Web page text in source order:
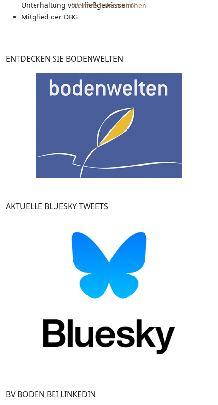
Unterhaltung von Fließgewässern“
Mitglied der DBG
ENTDECKEN SIE BODENWELTEN
AKTUELLE BLUESKY TWEETS
BV BODEN BEI LINKEDIN
Weitere Informationen